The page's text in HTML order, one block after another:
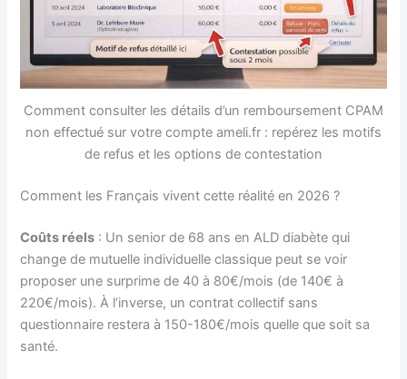
Comment consulter les détails d’un remboursement CPAM
non effectué sur votre compte ameli.fr : repérez les motifs
de refus et les options de contestation
Comment les Français vivent cette réalité en 2026 ?
Coûts réels : Un senior de 68 ans en ALD diabète qui
change de mutuelle individuelle classique peut se voir
proposer une surprime de 40 à 80€/mois (de 140€ à
220€/mois). À l’inverse, un contrat collectif sans
questionnaire restera à 150-180€/mois quelle que soit sa
santé.